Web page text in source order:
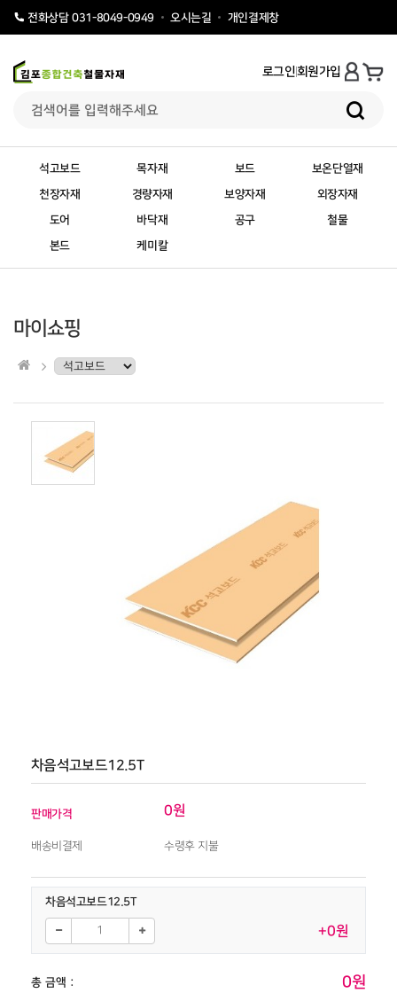
전화상담 031-8049-0949 오시는길 개인결제창
로그인회원가입
석고보드 목자재 보드 보온단열재
천장자재 경량자재 보양자재 외장자재
도어 바닥재 공구 철물
본드 케미칼
마이쇼핑
차음석고보드12.5T
판매가격 0원
배송비결제 수령후 지불
차음석고보드12.5T
+0원
총 금액 : 0원